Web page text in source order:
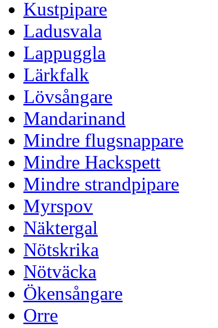
Kustpipare
Ladusvala
Lappuggla
Lärkfalk
Lövsångare
Mandarinand
Mindre flugsnappare
Mindre Hackspett
Mindre strandpipare
Myrspov
Näktergal
Nötskrika
Nötväcka
Ökensångare
Orre